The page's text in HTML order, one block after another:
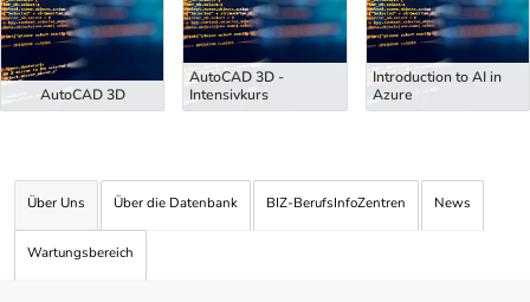
AutoCAD 3D
AutoCAD 3D -
Intensivkurs
Introduction to AI in
Azure
Über Uns Über die Datenbank BIZ-BerufsInfoZentren News
Wartungsbereich